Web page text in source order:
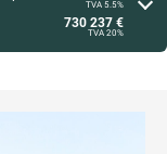
TVA 5.5%
730 237 €
TVA 20%